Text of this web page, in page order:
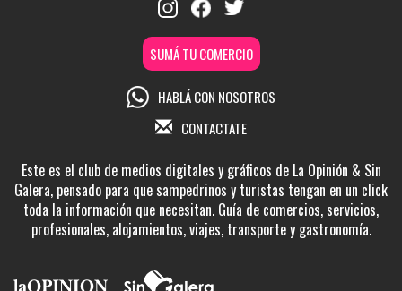
SUMÁ TU COMERCIO
HABLÁ CON NOSOTROS
CONTACTATE
Este es el club de medios digitales y gráficos de La Opinión & Sin
Galera, pensado para que sampedrinos y turistas tengan en un click
toda la información que necesitan. Guía de comercios, servicios,
profesionales, alojamientos, viajes, transporte y gastronomía.